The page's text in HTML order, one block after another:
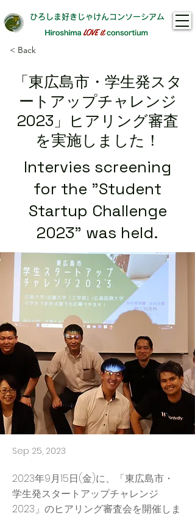
ひろしま好きじゃけんコンソーシアム​
< Back
「東広島市・学生発スタ
ートアップチャレンジ
2023」ヒアリング審査
を実施しました！
Intervies screening
for the "Student
Startup Challenge
2023" was held.
Sep 25, 2023
2023年9月15日(金)に、「東広島市・
学生発スタートアップチャレンジ
2023」のヒアリング審査会を開催しま